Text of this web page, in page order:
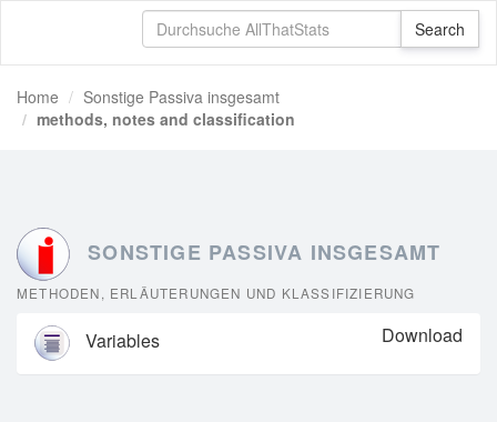
Home
Sonstige Passiva insgesamt
methods, notes and classification
SONSTIGE PASSIVA INSGESAMT
METHODEN, ERLÄUTERUNGEN UND KLASSIFIZIERUNG
Variables Download